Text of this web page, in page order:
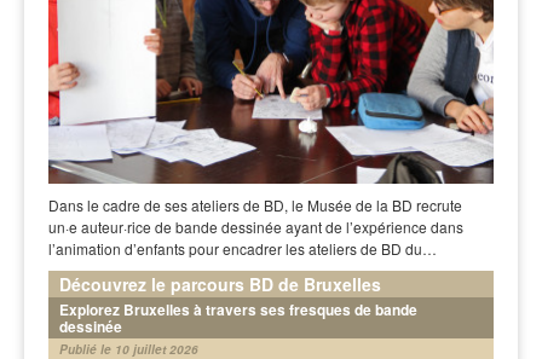
Dans le cadre de ses ateliers de BD, le Musée de la BD recrute
un·e auteur·rice de bande dessinée ayant de l’expérience dans
l’animation d’enfants pour encadrer les ateliers de BD du…
Découvrez le parcours BD de Bruxelles
Explorez Bruxelles à travers ses fresques de bande
dessinée
Publié le 10 juillet 2026